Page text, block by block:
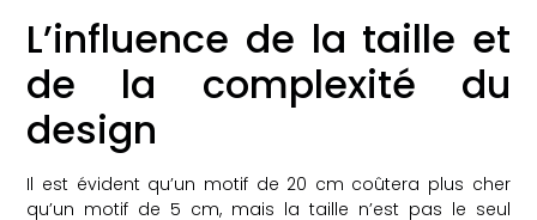
L’influence de la taille et
de la complexité du
design
Il est évident qu’un motif de 20 cm coûtera plus cher
qu’un motif de 5 cm, mais la taille n’est pas le seul